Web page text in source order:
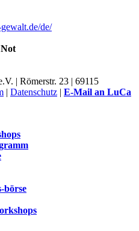
de/
| Römerstr. 23 | 69115
| Datenschutz | E-Mail an LuCa
börse